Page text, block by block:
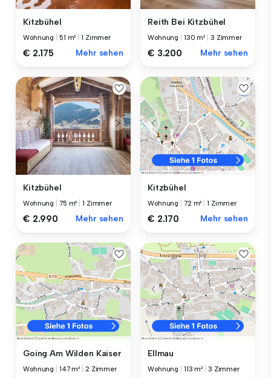
Kitzbühel
Wohnung 51 m² |1 Zimmer
€ 2.175 Mehr sehen
Reith Bei Kitzbühel
Wohnung 130 m² 3 Zimmer
€ 3.200 Mehr sehen
Kitzbühel
Wohnung 75 m² |1 Zimmer
€ 2.990 Mehr sehen
Kitzbühel
Wohnung 72 m² |1 Zimmer
€ 2.170 Mehr sehen
Going Am Wilden Kaiser
Wohnung 147 m² 2 Zimmer
Ellmau
Wohnung 113 m² 3 Zimmer